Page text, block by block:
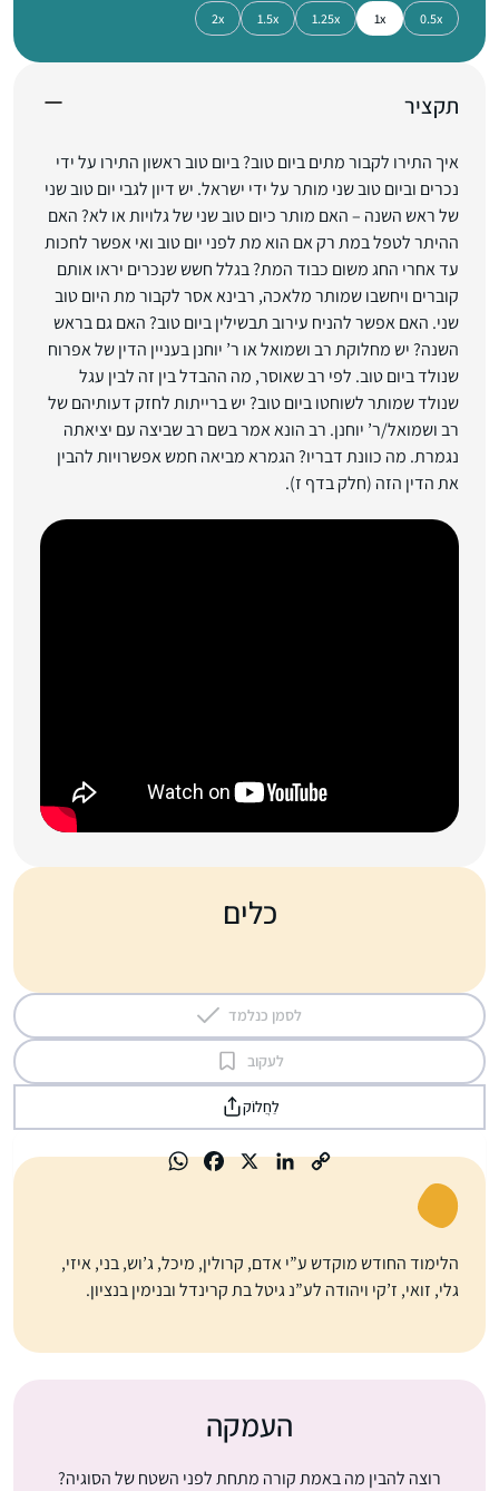
0.5x
1x
1.25x
1.5x
2x
תקציר
איך התירו לקבור מתים ביום טוב? ביום טוב ראשון התירו על ידי
נכרים וביום טוב שני מותר על ידי ישראל. יש דיון לגבי יום טוב שני
של ראש השנה – האם מותר כיום טוב שני של גלויות או לא? האם
ההיתר לטפל במת רק אם הוא מת לפני יום טוב ואי אפשר לחכות
עד אחרי החג משום כבוד המת? בגלל חשש שנכרים יראו אותם
קוברים ויחשבו שמותר מלאכה, רבינא אסר לקבור מת היום טוב
שני. האם אפשר להניח עירוב תבשילין ביום טוב? האם גם בראש
השנה? יש מחלוקת רב ושמואל או ר’ יוחנן בעניין הדין של אפרוח
שנולד ביום טוב. לפי רב שאוסר, מה ההבדל בין זה לבין עגל
שנולד שמותר לשוחטו ביום טוב? יש ברייתות לחזק דעותיהם של
רב ושמואל/ר’ יוחנן. רב הונא אמר בשם רב שביצה עם יציאתה
נגמרת. מה כוונת דבריו? הגמרא מביאה חמש אפשרויות להבין
את הדין הזה (חלק בדף ז).
כלים
לסמן כנלמד
לעקוב
לַחֲלוֹק
הלימוד החודש מוקדש ע”י אדם, קרולין, מיכל, ג’וש, בני, איזי,
גלי, זואי, ז’קי ויהודה לע”נ גיטל בת קרינדל ובנימין בנציון.
העמקה
רוצה להבין מה באמת קורה מתחת לפני השטח של הסוגיה?